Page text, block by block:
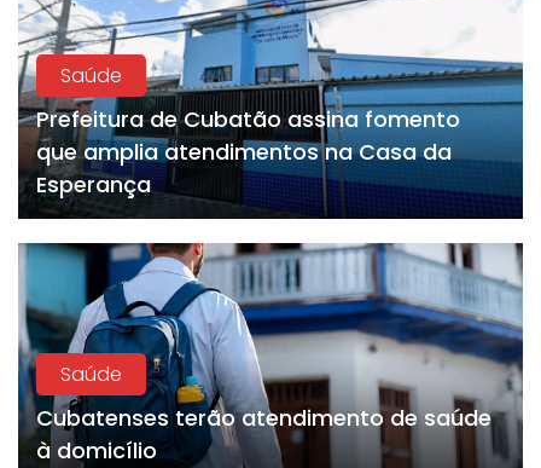
Saúde
Prefeitura de Cubatão assina fomento
que amplia atendimentos na Casa da
Esperança
Saúde
Cubatenses terão atendimento de saúde
à domicílio